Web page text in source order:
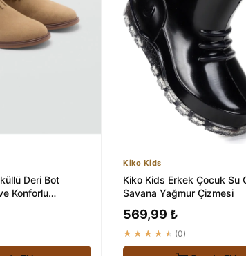
Deri Bot
Konforlu
Kiko Kids
Kiko Kids Erkek Çocuk Su
Savana Yağmur Çizmesi
569,99 ₺
★★★★★ (0)